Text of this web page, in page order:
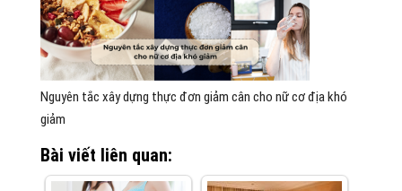
Nguyên tắc xây dựng thực đơn giảm cân cho nữ cơ địa khó
giảm
Bài viết liên quan: